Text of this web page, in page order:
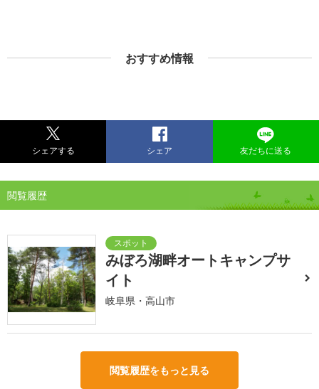
おすすめ情報
シェアする シェア 友だちに送る
閲覧履歴
みぼろ湖畔オートキャンプサ
イト
岐阜県・高山市
閲覧履歴をもっと見る